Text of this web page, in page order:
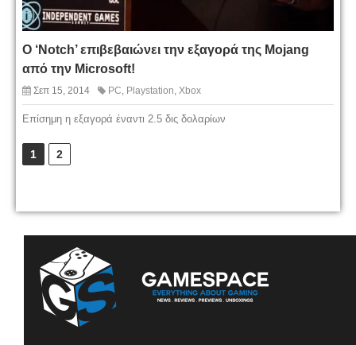
Ο ‘Notch’ επιβεβαιώνει την εξαγορά της Mojang
από την Microsoft!
Σεπ 15, 2014 PC, Playstation, Xbox
Επίσημη η εξαγορά έναντι 2.5 δις δολαρίων
1 2